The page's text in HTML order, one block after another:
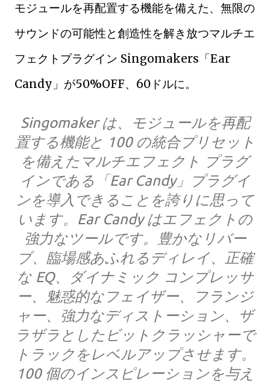
モジュールを再配置する機能を備えた、無限の
サウンドの可能性と創造性を解き放つマルチエ
フェクトプラグイン Singomakers「Ear
Candy」が50%OFF、60ドルに。
Singomaker は、モジュールを再配
置する機能と 100 の統合プリセット
を備えたマルチエフェクト プラグ
インである「Ear Candy」プラグイ
ンを導入できることを誇りに思って
います。Ear Candy はエフェクトの
強力なツールです。豊かなリバー
ブ、臨場感あふれるディレイ、正確
な EQ、ダイナミック コンプレッサ
ー、魅惑的なフェイザー、フランジ
ャー、強力なディストーション、ザ
ラザラとしたビットクラッシャーで
トラックをレベルアップさせます。
100 個のインスピレーションを与え